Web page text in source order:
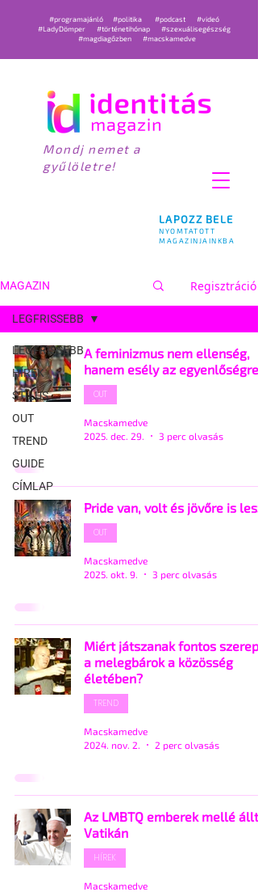
LAPOZZ BELE
NYOMTATOTT
MAGAZINJAINKBA
#programajánló #politika #podcast
#videó
#LadyDömper
#történetihónap
#szexuálisegészség
#magdiagőzben
#macskamedve
Mondj nemet a
gyűlöletre!
MAGAZIN Regisztráció
LEGFRISSEBB
HÍREK
STÍLUS
OUT
TREND
GUIDE
CÍMLAP
LEGFRISSEBB
A feminizmus nem ellenség,
hanem esély az egyenlőségre
OUT
Macskamedve
2025. dec. 29.
3 perc olvasás
Pride van, volt és jövőre is
OUT
Macskamedve
2025. okt. 9.
3 perc olvasás
Miért játszanak fontos
a melegbárok a közösség
életében?
TREND
Macskamedve
2024. nov. 2.
2 perc olvasás
Az LMBTQ emberek mellé állt
Vatikán
HÍREK
Macskamedve